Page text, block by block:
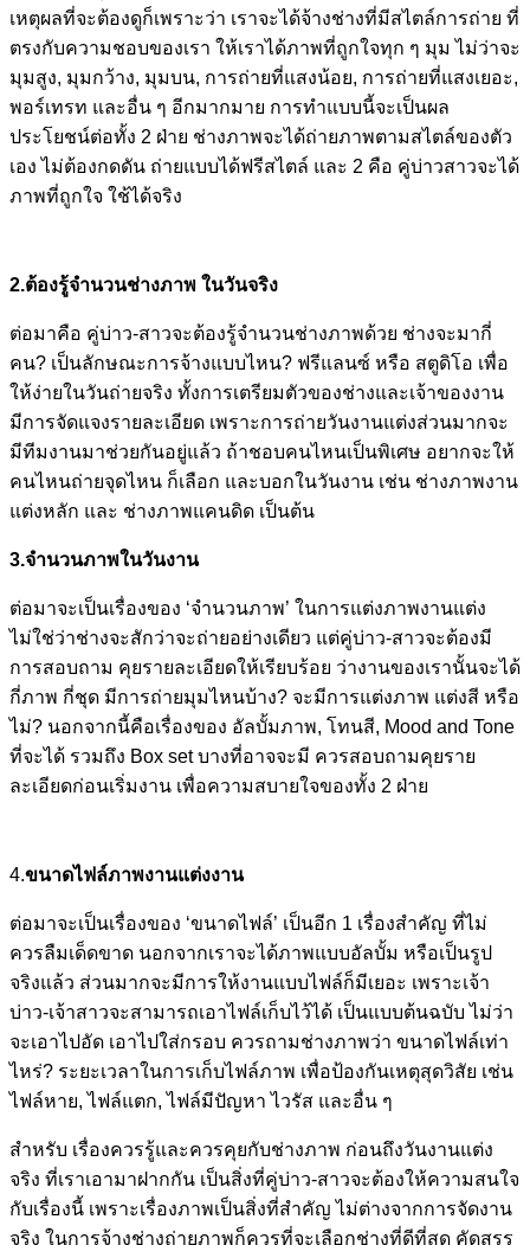
เหตุผลที่จะต้องดูก็เพราะว่า เราจะได้จ้างช่างที่มีสไตล์การถ่าย ที่
ตรงกับความชอบของเรา ให้เราได้ภาพที่ถูกใจทุก ๆ มุม ไม่ว่าจะ
มุมสูง, มุมกว้าง, มุมบน, การถ่ายที่แสงน้อย, การถ่ายที่แสงเยอะ,
พอร์เทรท และอื่น ๆ อีกมากมาย การทำแบบนี้จะเป็นผล
ประโยชน์ต่อทั้ง 2 ฝ่าย ช่างภาพจะได้ถ่ายภาพตามสไตล์ของตัว
เอง ไม่ต้องกดดัน ถ่ายแบบได้ฟรีสไตล์ และ 2 คือ คู่บ่าวสาวจะได้
ภาพที่ถูกใจ ใช้ได้จริง
2.ต้องรู้จำนวนช่างภาพ ในวันจริง
ต่อมาคือ คู่บ่าว-สาวจะต้องรู้จำนวนช่างภาพด้วย ช่างจะมากี่
คน? เป็นลักษณะการจ้างแบบไหน? ฟรีแลนซ์ หรือ สตูดิโอ เพื่อ
ให้ง่ายในวันถ่ายจริง ทั้งการเตรียมตัวของช่างและเจ้าของงาน
มีการจัดแจงรายละเอียด เพราะการถ่ายวันงานแต่งส่วนมากจะ
มีทีมงานมาช่วยกันอยู่แล้ว ถ้าชอบคนไหนเป็นพิเศษ อยากจะให้
คนไหนถ่ายจุดไหน ก็เลือก และบอกในวันงาน เช่น ช่างภาพงาน
แต่งหลัก และ ช่างภาพแคนดิด เป็นต้น
3.จำนวนภาพในวันงาน
ต่อมาจะเป็นเรื่องของ ‘จำนวนภาพ’ ในการแต่งภาพงานแต่ง
ไม่ใช่ว่าช่างจะสักว่าจะถ่ายอย่างเดียว แต่คู่บ่าว-สาวจะต้องมี
การสอบถาม คุยรายละเอียดให้เรียบร้อย ว่างานของเรานั้นจะได้
กี่ภาพ กี่ชุด มีการถ่ายมุมไหนบ้าง? จะมีการแต่งภาพ แต่งสี หรือ
ไม่? นอกจากนี้คือเรื่องของ อัลบั้มภาพ, โทนสี, Mood and Tone
ที่จะได้ รวมถึง Box set บางที่อาจจะมี ควรสอบถามคุยราย
ละเอียดก่อนเริ่มงาน เพื่อความสบายใจของทั้ง 2 ฝ่าย
4.ขนาดไฟล์ภาพงานแต่งงาน
ต่อมาจะเป็นเรื่องของ ‘ขนาดไฟล์’ เป็นอีก 1 เรื่องสำคัญ ที่ไม่
ควรลืมเด็ดขาด นอกจากเราจะได้ภาพแบบอัลบั้ม หรือเป็นรูป
จริงแล้ว ส่วนมากจะมีการให้งานแบบไฟล์ก็มีเยอะ เพราะเจ้า
บ่าว-เจ้าสาวจะสามารถเอาไฟล์เก็บไว้ได้ เป็นแบบต้นฉบับ ไม่ว่า
จะเอาไปอัด เอาไปใส่กรอบ ควรถามช่างภาพว่า ขนาดไฟล์เท่า
ไหร่? ระยะเวลาในการเก็บไฟล์ภาพ เพื่อป้องกันเหตุสุดวิสัย เช่น
ไฟล์หาย, ไฟล์แตก, ไฟล์มีปัญหา ไวรัส และอื่น ๆ
สำหรับ เรื่องควรรู้และควรคุยกับช่างภาพ ก่อนถึงวันงานแต่ง
จริง ที่เราเอามาฝากกัน เป็นสิ่งที่คู่บ่าว-สาวจะต้องให้ความสนใจ
กับเรื่องนี้ เพราะเรื่องภาพเป็นสิ่งที่สำคัญ ไม่ต่างจากการจัดงาน
จริง ในการจ้างช่างถ่ายภาพก็ควรที่จะเลือกช่างที่ดีที่สุด คัดสรร